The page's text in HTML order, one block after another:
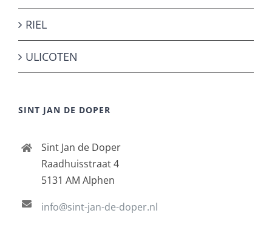
RIEL
ULICOTEN
SINT JAN DE DOPER
Sint Jan de Doper
Raadhuisstraat 4
5131 AM Alphen
info@sint-jan-de-doper.nl